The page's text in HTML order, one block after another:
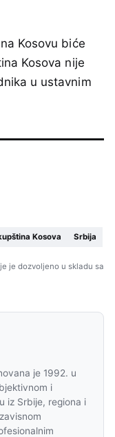
na Kosovu biće
Kosova nije
u ustavnim
Kosova Srbija
je dozvoljeno u skladu sa
je 1992. u
i
iz Srbije, regiona i